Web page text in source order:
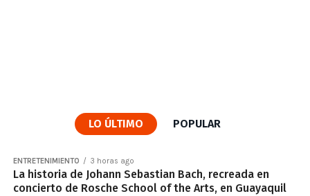
LO ÚLTIMO POPULAR
ENTRETENIMIENTO 3 horas ago
La historia de Johann Sebastian Bach, recreada en
concierto de Rosche School of the Arts, en Guayaquil